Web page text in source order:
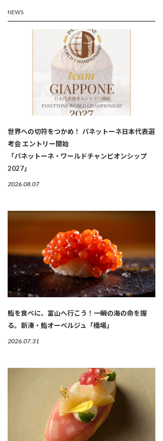
NEWS
世界への切符をつかめ！ パネットーネ日本代表選
考会 エントリー開始
「パネットーネ・ワールドチャンピオンシップ
2027」
2026.08.07
鮨を食べに、富山へ行こう！一瞬の海の命を握
る。新湊・鮨オーベルジュ「橋場」
2026.07.31